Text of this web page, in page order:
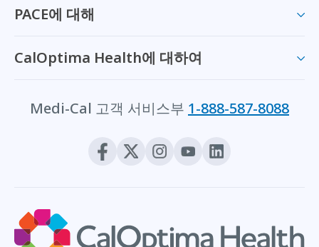
PACE에 대해
CalOptima Health에 대하여
Medi-Cal 고객 서비스부 1-888-587-8088